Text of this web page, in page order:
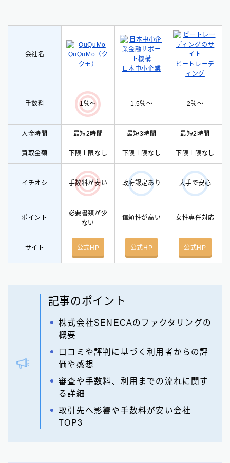
会社名
QuQuMo（ク
クモ）
日本中小企業
ビートレーデ
ィング
手数料 1％〜 1.5％〜 2％〜
入金時間 最短2時間 最短3時間 最短2時間
買取金額 下限上限なし 下限上限なし 下限上限なし
イチオシ 手数料が安い 政府認定あり 大手で安心
ポイント
必要書類が少
ない
信頼性が高い 女性専任対応
サイト 公式HP 公式HP 公式HP
記事のポイント
株式会社SENECAのファクタリングの
概要
口コミや評判に基づく利用者からの評
価や感想
審査や手数料、利用までの流れに関す
る詳細
取引先へ影響や手数料が安い会社
TOP3